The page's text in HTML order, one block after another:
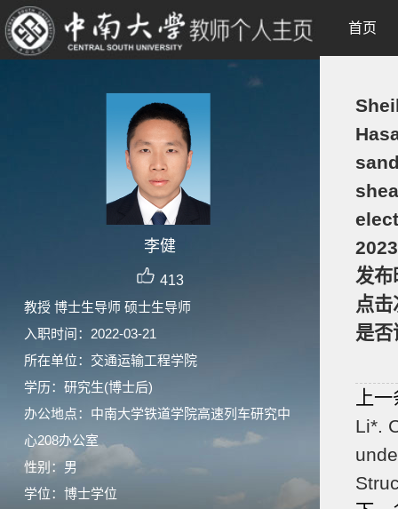
李健
413
教授 博士生导师 硕士生导师
入职时间：2022-03-21
所在单位：交通运输工程学院
学历：研究生(博士后)
办公地点：中南大学铁道学院高速列车研究中
心208办公室
性别：男
学位：博士学位
首页
发布
点
是否
上
Li*.